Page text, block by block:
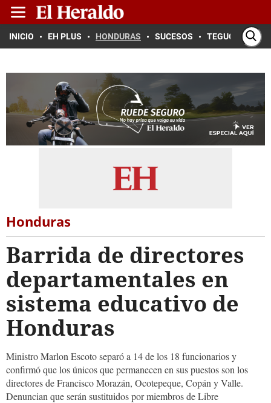
INICIO EH PLUS HONDURAS SUCESOS TEGUCIGALPA
Honduras
Barrida de directores
departamentales en
sistema educativo de
Honduras
Ministro Marlon Escoto separó a 14 de los 18 funcionarios y
confirmó que los únicos que permanecen en sus puestos son los
directores de Francisco Morazán, Ocotepeque, Copán y Valle.
Denuncian que serán sustituidos por miembros de Libre